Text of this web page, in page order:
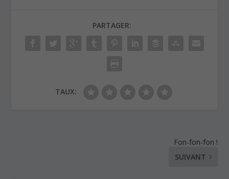
PARTAGER:
TAUX:
Fon-fon-fon !
SUIVANT